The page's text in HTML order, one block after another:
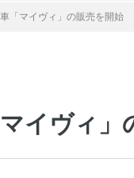
「マイヴィ」の販売を開始
イヴィ」